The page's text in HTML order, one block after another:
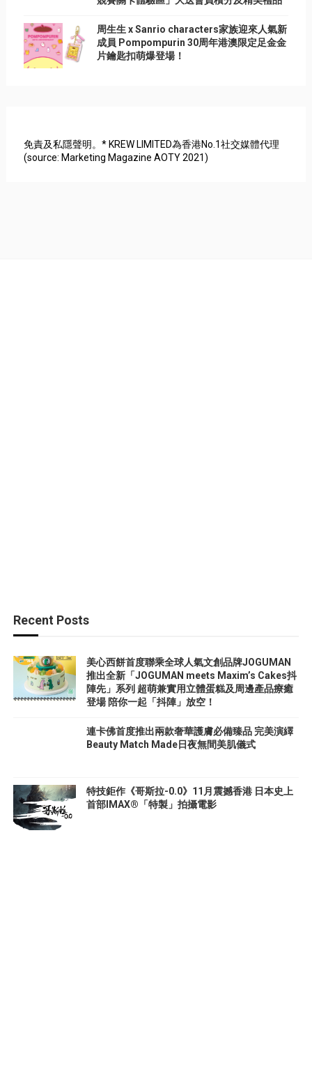
周生生 x Sanrio characters家族迎來人氣新
成員 Pompompurin 30周年港澳限定足金金
片鑰匙扣萌爆登場！
免責及私隱聲明。* KREW LIMITED為香港No.1社交媒體代理
(source: Marketing Magazine AOTY 2021)
Recent Posts
美心西餅首度聯乘全球人氣文創品牌JOGUMAN
推出全新「JOGUMAN meets Maxim’s Cakes抖
陣先」系列 超萌兼實用立體蛋糕及周邊產品療癒
登場 陪你一起「抖陣」放空！
連卡佛首度推出兩款奢華護膚必備臻品 完美演繹
Beauty Match Made日夜無間美肌儀式
特技鉅作《哥斯拉-0.0》11月震撼香港 日本史上
首部IMAX®「特製」拍攝電影